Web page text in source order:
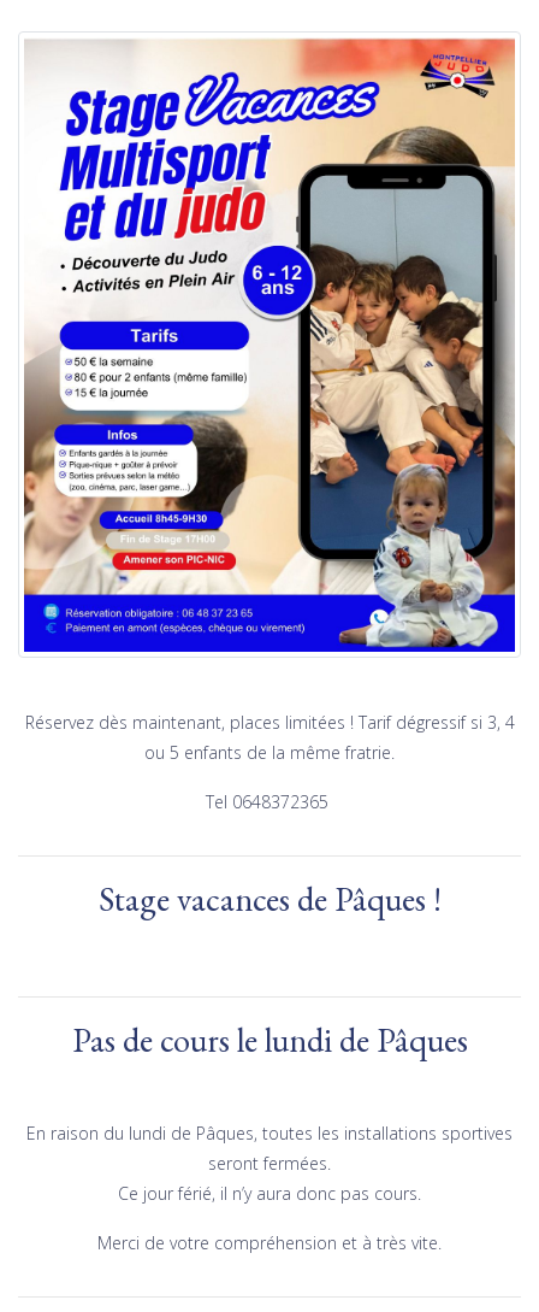
Réservez dès maintenant, places limitées ! Tarif dégressif si 3, 4
ou 5 enfants de la même fratrie.
Tel 0648372365
Stage vacances de Pâques !
Pas de cours le lundi de Pâques
En raison du lundi de Pâques, toutes les installations sportives
seront fermées.
Ce jour férié, il n’y aura donc pas cours.
Merci de votre compréhension et à très vite.